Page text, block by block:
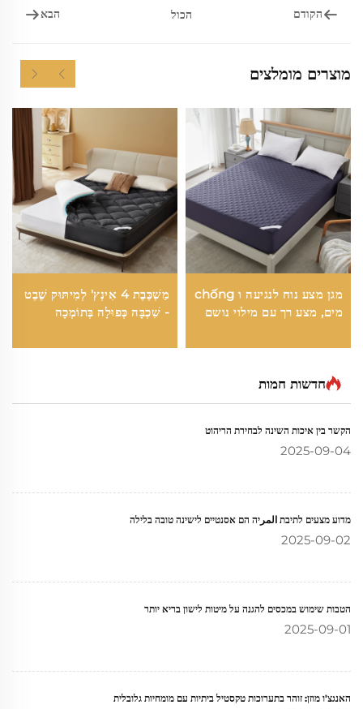
הקודם הכול הבא
מוצרים מומלצים
מגן מצע נוח לנגיעה ו chống
מים, מצע רך עם מילוי נושם
מַשְׁכֶּבֶת 4 אִינְץ' לְמִיתּוּק שֶׁבֶט
- שִׁכְבָּה כְּפוּלָה בְּתוֹמְכָה
מַשְׁכֶּבֶת מִתְרוֹקֶנֶת מְנַתֶּקֶת),
חדשות חמות
הקשר בין איכות השינה לבחירת הריהוט
2025-09-04
מדוע מצעים לתיבת المرיה הם אסנטיים לישינה טובה בלילה
2025-09-02
הטבות שימוש במכסים להגנה על מיטות לישון בריא יותר
2025-09-01
האנגצ'ו מוזן: זוהר בתערוכות טקסטיל ביתיות עם מומחיות גלובלית